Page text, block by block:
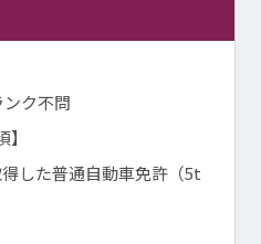
ク不問
した普通自動車免許（5t